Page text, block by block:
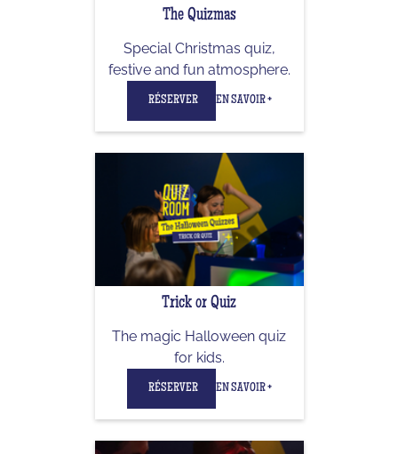
The Quizmas
Special Christmas quiz,
festive and fun atmosphere.
RÉSERVER EN SAVOIR +
Trick or Quiz
The magic Halloween quiz
for kids.
RÉSERVER EN SAVOIR +